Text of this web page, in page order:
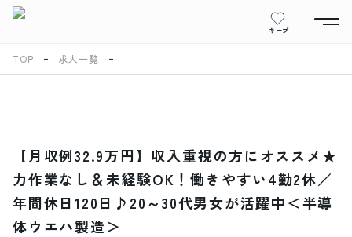
キープ
TOP 求人一覧
【月収例32.9万円】収入重視の方にオススメ★
力作業なし＆未経験OK！働きやすい4勤2休／
年間休日120日♪20～30代男女が活躍中＜半導
体ウエハ製造＞